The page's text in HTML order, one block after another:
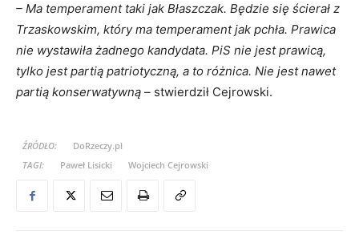
– Ma temperament taki jak Błaszczak. Będzie się ścierał z
Trzaskowskim, który ma temperament jak pchła. Prawica
nie wystawiła żadnego kandydata. PiS nie jest prawicą,
tylko jest partią patriotyczną, a to różnica. Nie jest nawet
partią konserwatywną – stwierdził Cejrowski.
ŹRÓDŁO:
DoRzeczy.pl
TAGI:
Paweł Lisicki Wojciech Cejrowski